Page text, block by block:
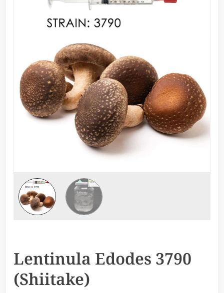
Lentinula Edodes 3790
(Shiitake)